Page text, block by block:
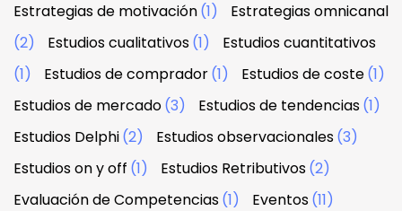
Estrategias de motivación(1)
Estrategias omnicanal
(2)
Estudios cualitativos(1)
Estudios cuantitativos
(1)
Estudios de comprador(1) Estudios de coste(1)
Estudios de mercado(3) Estudios de tendencias(1)
Estudios Delphi(2) Estudios observacionales(3)
Estudios on y off (1) Estudios Retributivos(2)
Evaluación de Competencias(1) Eventos(11)